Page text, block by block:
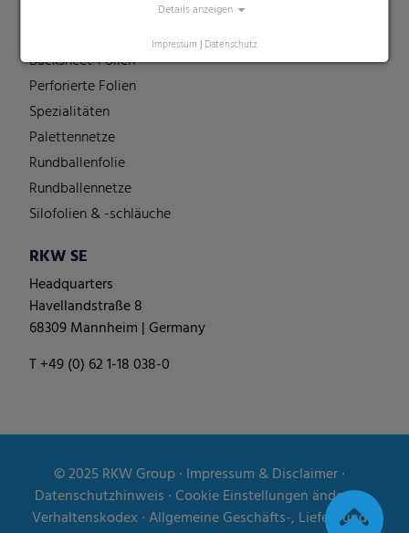
Details anzeigen
Impressum | Datenschutz
Backsheet-Folien
Perforierte Folien
Spezialitäten
Palettennetze
Rundballenfolie
Rundballennetze
Silofolien & -schläuche
RKW SE
Headquarters
Havellandstraße 8
68309 Mannheim | Germany
T +49 (0) 62 1-18 038-0
© 2025RKW Group∙ Impressum & Disclaimer∙
Datenschutzhinweis ∙Cookie Einstellungen ändern∙
Verhaltenskodex ∙Allgemeine Geschäfts-, Liefer- und